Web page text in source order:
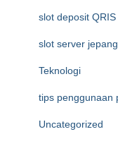
slot deposit QRIS
slot server jepang
Teknologi
tips penggunaan
Uncategorized